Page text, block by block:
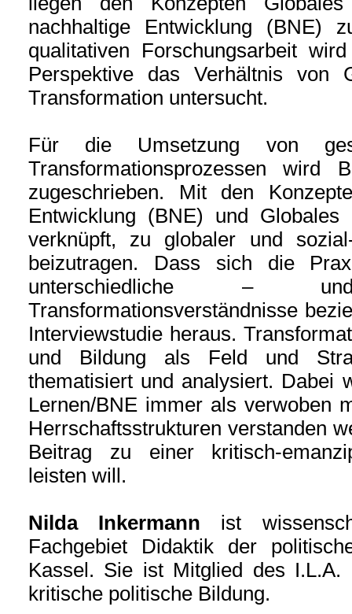
nachhaltige Entwicklung (BNE)
qualitativen Forschungsarbeit
Perspektive das Verhältnis von
Transformation untersucht.
Für die Umsetzung von
Transformationsprozessen wird
zugeschrieben. Mit den
Entwicklung (BNE) und
verknüpft, zu globaler und
beizutragen. Dass sich die
unterschiedliche –
Transformationsverständnisse
Interviewstudie heraus.
und Bildung als Feld und
thematisiert und analysiert. Dabei
Lernen/BNE immer als verwoben
Herrschaftsstrukturen verstanden
Beitrag zu einer kritisch-
leisten will.
Nilda Inkermann ist
Fachgebiet Didaktik der
Kassel. Sie ist Mitglied des
kritische politische Bildung.